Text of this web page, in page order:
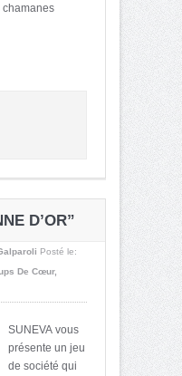
D’OR”
Posté le:
De Cœur,
SUNEVA vous
présente un jeu
de société qui